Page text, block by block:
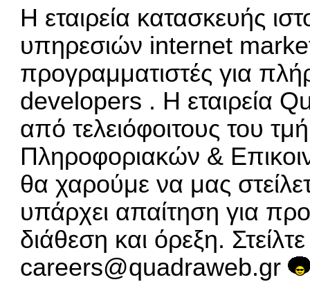
Η εταιρεία κατασκευής
υπηρεσιών internet
προγραμματιστές για
developers . Η εταιρεία
από τελειόφοιτους του
Πληροφοριακών &
θα χαρούμε να μας
υπάρχει απαίτηση για
διάθεση και όρεξη.
careers@quadraweb.gr